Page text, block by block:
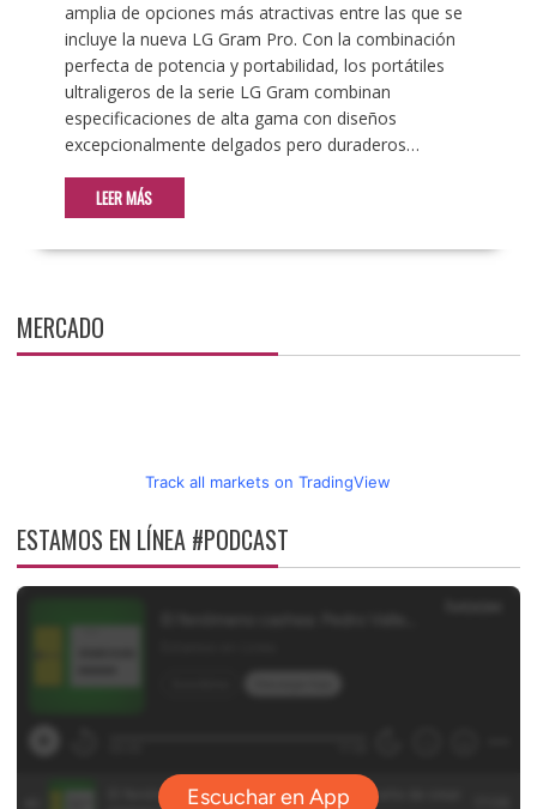
amplia de opciones más atractivas entre las que se
incluye la nueva LG Gram Pro. Con la combinación
perfecta de potencia y portabilidad, los portátiles
ultraligeros de la serie LG Gram combinan
especificaciones de alta gama con diseños
excepcionalmente delgados pero duraderos…
LEER MÁS
MERCADO
Track all markets on TradingView
ESTAMOS EN LÍNEA #PODCAST